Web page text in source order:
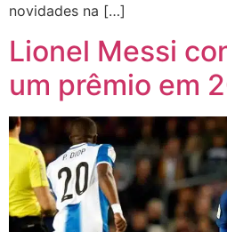
novidades na […]
Lionel Messi
um prêmio em